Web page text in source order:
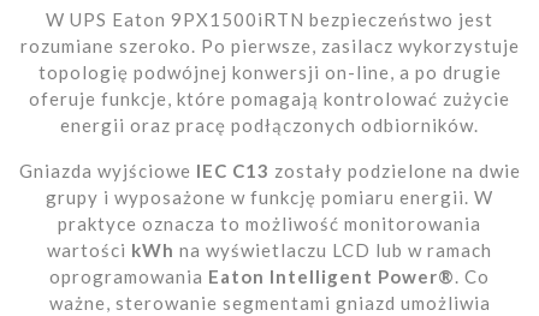
W UPS Eaton 9PX1500iRTN bezpieczeństwo jest
rozumiane szeroko. Po pierwsze, zasilacz wykorzystuje
topologię podwójnej konwersji on-line, a po drugie
oferuje funkcje, które pomagają kontrolować zużycie
energii oraz pracę podłączonych odbiorników.
Gniazda wyjściowe IEC C13 zostały podzielone na dwie
grupy i wyposażone w funkcję pomiaru energii. W
praktyce oznacza to możliwość monitorowania
wartości kWh na wyświetlaczu LCD lub w ramach
oprogramowania Eaton Intelligent Power®. Co
ważne, sterowanie segmentami gniazd umożliwia